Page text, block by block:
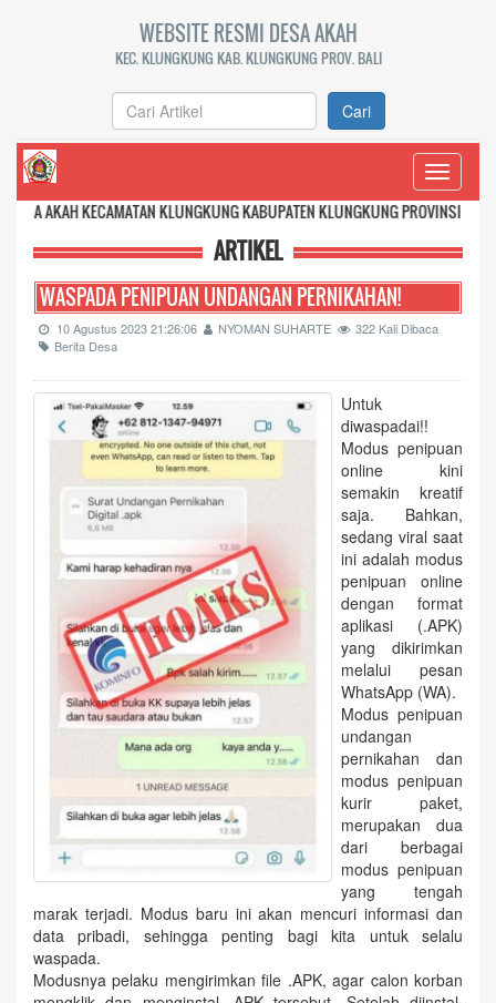
WEBSITE RESMI DESA AKAH
KEC. KLUNGKUNG KAB. KLUNGKUNG PROV. BALI
Cari
Toggle
KLUNGKUNG KABUPATEN KLUNGKUNG PROVINSI BALI
ARTIKEL
WASPADA PENIPUAN UNDANGAN PERNIKAHAN!
10 Agustus 2023 21:26:06 NYOMAN SUHARTE
322 Kali Dibaca
Berita Desa
Untuk
diwaspadai!!
Modus penipuan
online kini
semakin kreatif
saja. Bahkan,
sedang viral saat
ini adalah modus
penipuan online
dengan format
aplikasi (.APK)
yang dikirimkan
melalui pesan
WhatsApp (WA).
Modus penipuan
undangan
pernikahan dan
modus penipuan
kurir paket,
merupakan dua
dari berbagai
modus penipuan
yang tengah
marak terjadi. Modus baru ini akan mencuri informasi dan
data pribadi, sehingga penting bagi kita untuk selalu
waspada.
Modusnya pelaku mengirimkan file .APK, agar calon korban